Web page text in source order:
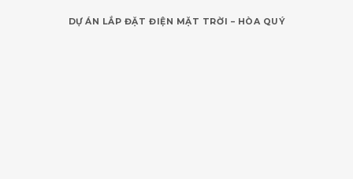
DỰ ÁN LẮP ĐẶT ĐIỆN MẶT TRỜI – HÒA QUÝ